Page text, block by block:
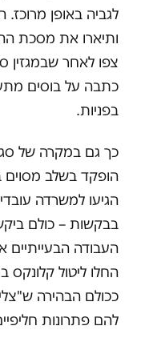
לגביה באופן
ותיארו את מסכת
צפו לאחר
כתבה על בוסים
בפניות.
כך גם במקרה של
הופקד בשלב מסוים
הגיעו למשרדה
בבקשות – כולם
העבודה
החלו ליטול
ככולם הבהירה
להם פתרונות